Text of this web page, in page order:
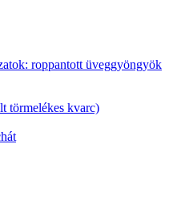
roppantott üveggyöngyök
törmelékes kvarc)